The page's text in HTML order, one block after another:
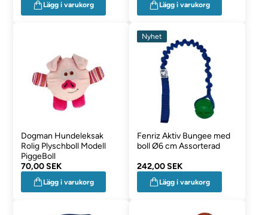
Lägg i varukorg Lägg i varukorg
Dogman Hundeleksak
Rolig Plyschboll Modell
PiggeBoll
70,00 SEK
Lägg i varukorg
Nyhet
Fenriz Aktiv Bungee med
boll Ø6 cm Assorterad
242,00 SEK
Lägg i varukorg